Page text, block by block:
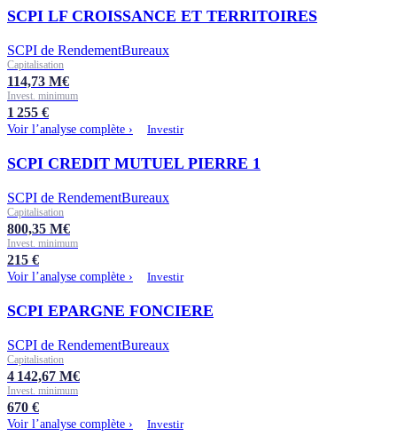
SCPI LF CROISSANCE ET TERRITOIRES
SCPI de RendementBureaux
Capitalisation
114,73 M€
Invest. minimum
1 255 €
Voir l’analyse complète › Investir
SCPI CREDIT MUTUEL PIERRE 1
SCPI de RendementBureaux
Capitalisation
800,35 M€
Invest. minimum
215 €
Voir l’analyse complète › Investir
SCPI EPARGNE FONCIERE
SCPI de RendementBureaux
Capitalisation
4 142,67 M€
Invest. minimum
670 €
Voir l’analyse complète › Investir